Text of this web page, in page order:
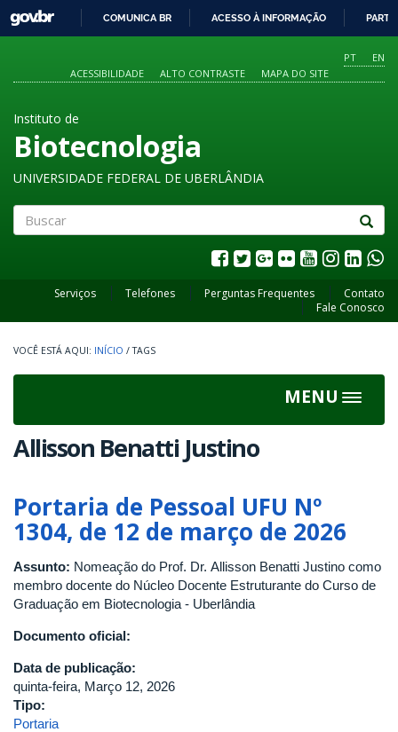
O
CONTEÚDO
GOVBR
COMUNICA BR ACESSO À INFORMAÇÃO
PT
EN
ACESSIBILIDADE
ALTO CONTRASTE MAPA DO SITE
Instituto de
Biotecnologia
UNIVERSIDADE FEDERAL DE UBERLÂNDIA
Serviços Telefones Perguntas Frequentes
Contato
Fale Conosco
INÍCIO / TAGS
MENU
Toggle
Allisson Benatti Justino
Portaria de Pessoal UFU Nº
1304, de 12 de março de 2026
Assunto: Nomeação do Prof. Dr. Allisson Benatti Justino como
membro docente do Núcleo Docente Estruturante do Curso de
Graduação em Biotecnologia - Uberlândia
Documento oficial:
Data de publicação:
quinta-feira, Março 12, 2026
Tipo:
Portaria